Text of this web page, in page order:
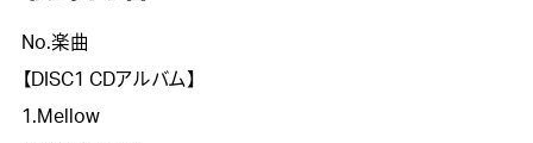
No.楽曲
【DISC1 CDアルバム】
1.Mellow